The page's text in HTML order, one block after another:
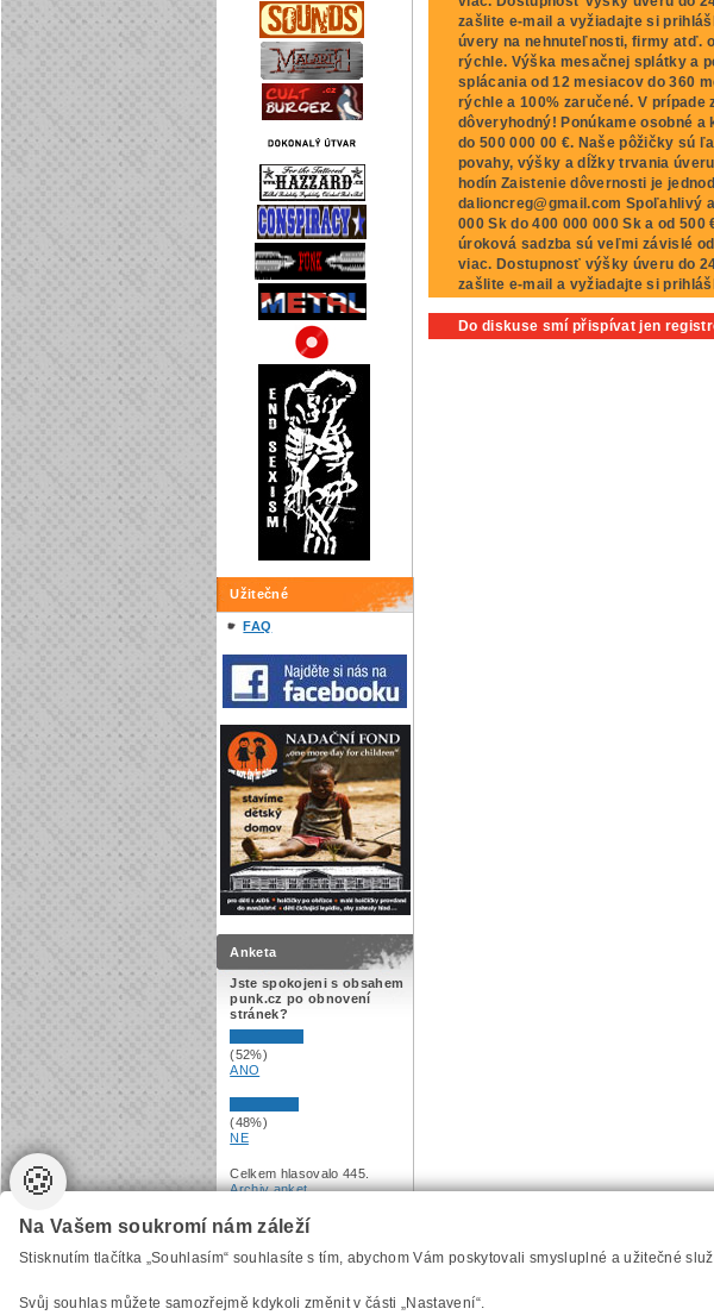
Užitečné
FAQ
zašlite e-mail a vyžiadajte si
úvery na nehnuteľnosti, firmy atď.
rýchle. Výška mesačnej splátky a
splácania od 12 mesiacov do 360
rýchle a 100% zaručené. V
dôveryhodný! Ponúkame osobné a
do 500 000 00 €. Naše pôžičky sú
povahy, výšky a dĺžky trvania
hodín Zaistenie dôvernosti je
dalioncreg@gmail.com Spoľahlivý
000 Sk do 400 000 000 Sk a od
úroková sadzba sú veľmi závislé
viac. Dostupnosť výšky úveru do
zašlite e-mail a vyžiadajte si
Do diskuse smí přispívat jen
Anketa
Jste spokojeni s obsahem
punk.cz po obnovení
stránek?
(52%)
ANO
(48%)
NE
Celkem hlasovalo 445.
Archiv anket.
Vytvořilo
🍪
Na Vašem soukromí nám záleží
Stisknutím tlačítka „Souhlasím“ souhlasíte s tím, abychom Vám poskytovali smysluplné a užitečné
Svůj souhlas můžete samozřejmě kdykoli změnit v části „Nastavení“.